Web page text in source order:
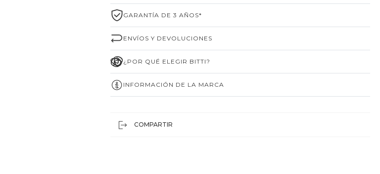
GARANTÍA DE 3 AÑOS*
ENVÍOS Y DEVOLUCIONES
¿POR QUÉ ELEGIR BITTI?
INFORMACIÓN DE LA MARCA
COMPARTIR